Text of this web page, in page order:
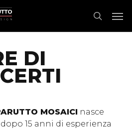
search
DI
MOSAICI nasce
15 anni di esperienza